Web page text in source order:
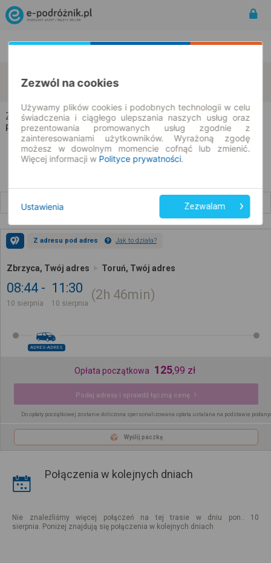
10.08.2026 | -- : --
Zbrzyca → Toruń
Rozkład jazdy i bilety
Z adresu pod adres Jak to działa?
Zbrzyca, Twój adres Toruń, Twój adres
08:44
10 sierpnia
11:30
10 sierpnia
2h 46min
ADRES-ADRES
Opłata początkowa 125,99 zł
Podaj adresy i sprawdź łączną cenę
Do opłaty początkowej zostanie doliczona spersonalizowana opłata ustalana na podstawie
Wyślij paczkę
Połączenia w kolejnych dniach
Nie znaleźliśmy więcej połączeń na tej trasie w dniu pon.. 10
sierpnia. Poniżej znajdują się połączenia w kolejnych dniach
Zezwól na cookies
Używamy plików cookies i podobnych technologii w celu
świadczenia i ciągłego ulepszania naszych usług oraz
prezentowania promowanych usług zgodnie z
zainteresowaniami użytkowników. Wyrażoną zgodę
możesz w dowolnym momencie cofnąć lub zmienić.
Więcej informacji w Polityce prywatności.
Ustawienia Zezwalam